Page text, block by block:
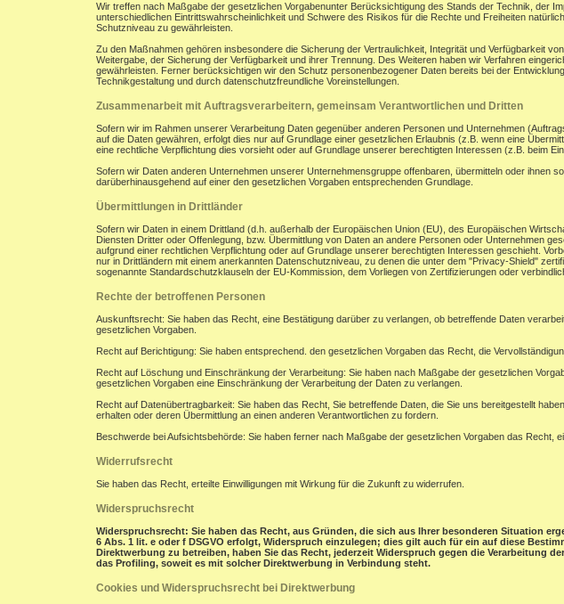
Wir treffen nach Maßgabe der gesetzlichen Vorgabenunter Berücksichtigung des Stands der Technik, der
unterschiedlichen Eintrittswahrscheinlichkeit und Schwere des Risikos für die Rechte und Freiheiten
Schutzniveau zu gewährleisten.
Zu den Maßnahmen gehören insbesondere die Sicherung der Vertraulichkeit, Integrität und Verfügbarkeit
Weitergabe, der Sicherung der Verfügbarkeit und ihrer Trennung. Des Weiteren haben wir Verfahren
gewährleisten. Ferner berücksichtigen wir den Schutz personenbezogener Daten bereits bei der
Technikgestaltung und durch datenschutzfreundliche Voreinstellungen.
Zusammenarbeit mit Auftragsverarbeitern, gemeinsam Verantwortlichen und Dritten
Sofern wir im Rahmen unserer Verarbeitung Daten gegenüber anderen Personen und Unternehmen
auf die Daten gewähren, erfolgt dies nur auf Grundlage einer gesetzlichen Erlaubnis (z.B. wenn eine
eine rechtliche Verpflichtung dies vorsieht oder auf Grundlage unserer berechtigten Interessen (z.B. beim
Sofern wir Daten anderen Unternehmen unserer Unternehmensgruppe offenbaren, übermitteln oder
darüberhinausgehend auf einer den gesetzlichen Vorgaben entsprechenden Grundlage.
Übermittlungen in Drittländer
Sofern wir Daten in einem Drittland (d.h. außerhalb der Europäischen Union (EU), des Europäischen
Diensten Dritter oder Offenlegung, bzw. Übermittlung von Daten an andere Personen oder Unternehmen
aufgrund einer rechtlichen Verpflichtung oder auf Grundlage unserer berechtigten Interessen geschieht.
nur in Drittländern mit einem anerkannten Datenschutzniveau, zu denen die unter dem "Privacy-Shield"
sogenannte Standardschutzklauseln der EU-Kommission, dem Vorliegen von Zertifizierungen oder
Rechte der betroffenen Personen
Auskunftsrecht: Sie haben das Recht, eine Bestätigung darüber zu verlangen, ob betreffende Daten
gesetzlichen Vorgaben.
Recht auf Berichtigung: Sie haben entsprechend. den gesetzlichen Vorgaben das Recht, die
Recht auf Löschung und Einschränkung der Verarbeitung: Sie haben nach Maßgabe der gesetzlichen
gesetzlichen Vorgaben eine Einschränkung der Verarbeitung der Daten zu verlangen.
Recht auf Datenübertragbarkeit: Sie haben das Recht, Sie betreffende Daten, die Sie uns bereitgestellt
erhalten oder deren Übermittlung an einen anderen Verantwortlichen zu fordern.
Beschwerde bei Aufsichtsbehörde: Sie haben ferner nach Maßgabe der gesetzlichen Vorgaben das Recht,
Widerrufsrecht
Sie haben das Recht, erteilte Einwilligungen mit Wirkung für die Zukunft zu widerrufen.
Widerspruchsrecht
Widerspruchsrecht: Sie haben das Recht, aus Gründen, die sich aus Ihrer besonderen Situation
6 Abs. 1 lit. e oder f DSGVO erfolgt, Widerspruch einzulegen; dies gilt auch für ein auf diese
Direktwerbung zu betreiben, haben Sie das Recht, jederzeit Widerspruch gegen die Verarbeitung
das Profiling, soweit es mit solcher Direktwerbung in Verbindung steht.
Cookies und Widerspruchsrecht bei Direktwerbung